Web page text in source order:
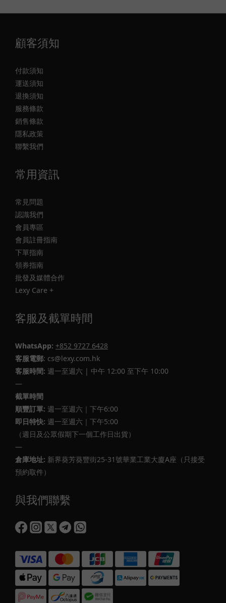
顧客須知
付款須知
運送須知
退換須知
服務條款
銷售條款
隱私政策
聯繫我們
常用資訊
常見問題
認識我們
會員專區
會員註冊指南
下單指南
領券指南
批發及媒體合作
Lexy Care +
客服及截單時間
WhatsApp: +852 9727 6428
客服電郵: cs@lexy.com.hk
客服時間: 週一至週六 | 中午 12:00 至下午 10:00
—
截單時間
順豐訂單: 週一至週六｜下午6:00
即日特快: 週一至週六｜下午5:00
（週日及公眾假期下一個工作日出貨）
—
倉庫地址: 新界葵芳葵豐街25-31號華業工業大廈A座（只接受
預約取件）
與我們聯繫